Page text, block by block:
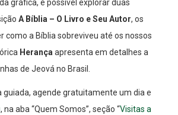
gráfica, é possível explorar duas
A Bíblia – O Livro e Seu Autor, os
como a Bíblia sobreviveu até os nossos
Herançaapresenta em detalhes a
de Jeová no Brasil.
guiada, agende gratuitamente um dia e
, na aba “Quem Somos”, seção “Visitas a